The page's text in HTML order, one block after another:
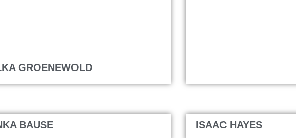
GROENEWOLD
BAUSE ISAAC HAYES